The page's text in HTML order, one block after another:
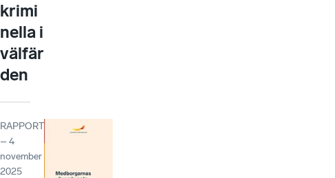
krimi
nella i
välfär
den
RAPPORT
– 4
november
2025